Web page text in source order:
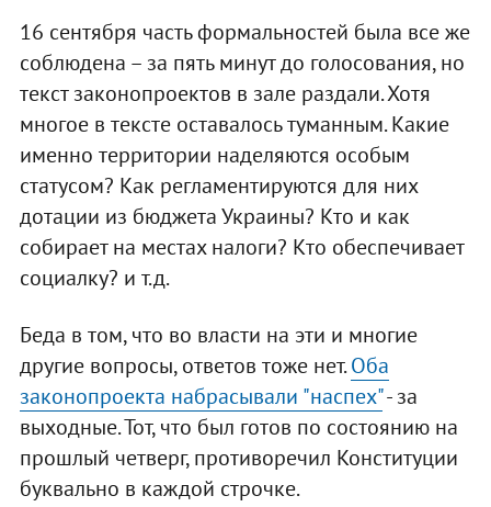
16 сентября часть формальностей была все же
соблюдена – за пять минут до голосования, но
текст законопроектов в зале раздали. Хотя
многое в тексте оставалось туманным. Какие
именно территории наделяются особым
статусом? Как регламентируются для них
дотации из бюджета Украины? Кто и как
собирает на местах налоги? Кто обеспечивает
социалку? и т.д.
Беда в том, что во власти на эти и многие
другие вопросы, ответов тоже нет.Оба
законопроекта набрасывали "наспех"- за
выходные. Тот, что был готов по состоянию на
прошлый четверг, противоречил Конституции
буквально в каждой строчке.